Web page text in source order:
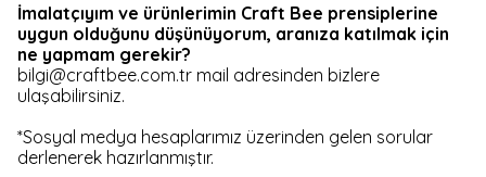
İmalatçıyım ve ürünlerimin Craft Bee prensiplerine
uygun olduğunu düşünüyorum, aranıza katılmak için
ne yapmam gerekir?
bilgi@craftbee.com.tr mail adresinden bizlere
ulaşabilirsiniz.
*Sosyal medya hesaplarımız üzerinden gelen sorular
derlenerek hazırlanmıştır.